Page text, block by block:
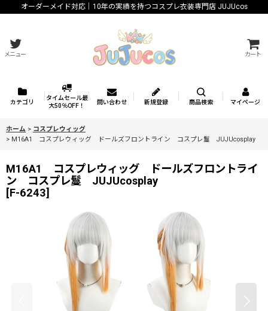
オーダーメイド対応｜10年の実績を持つコスプレ衣装専門店 JUJUcos
メニュー カート
カテゴリ
タイムセール最
大50％OFF！
問い合わせ 新規登録 商品検索 マイページ
ホーム > コスプレウィッグ
> M16A1 コスプレウィッグ ドールズフロントライン コスプレ鬘 JUJUcosplay
M16A1 コスプレウィッグ ドールズフロントライ
ン コスプレ鬘 JUJUcosplay
[F-6243]